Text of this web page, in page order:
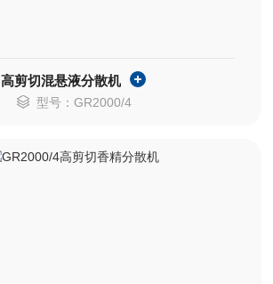
高剪切混悬液分散机
型号：GR2000/4